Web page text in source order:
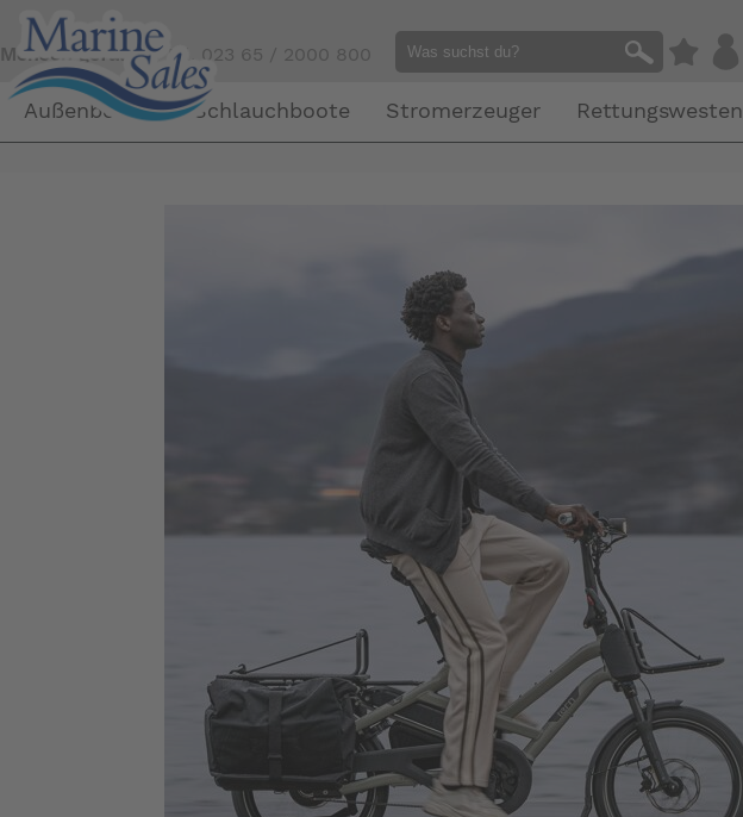
Mensch gefällig?Tel. 023 65 / 2000 800
Außenborder Schlauchboote Stromerzeuger Rettungswesten